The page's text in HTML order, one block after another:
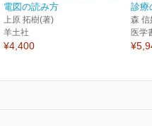
電図の読み方
上原 拓樹(著)
羊土社
¥4,400
診療
森 信
医学